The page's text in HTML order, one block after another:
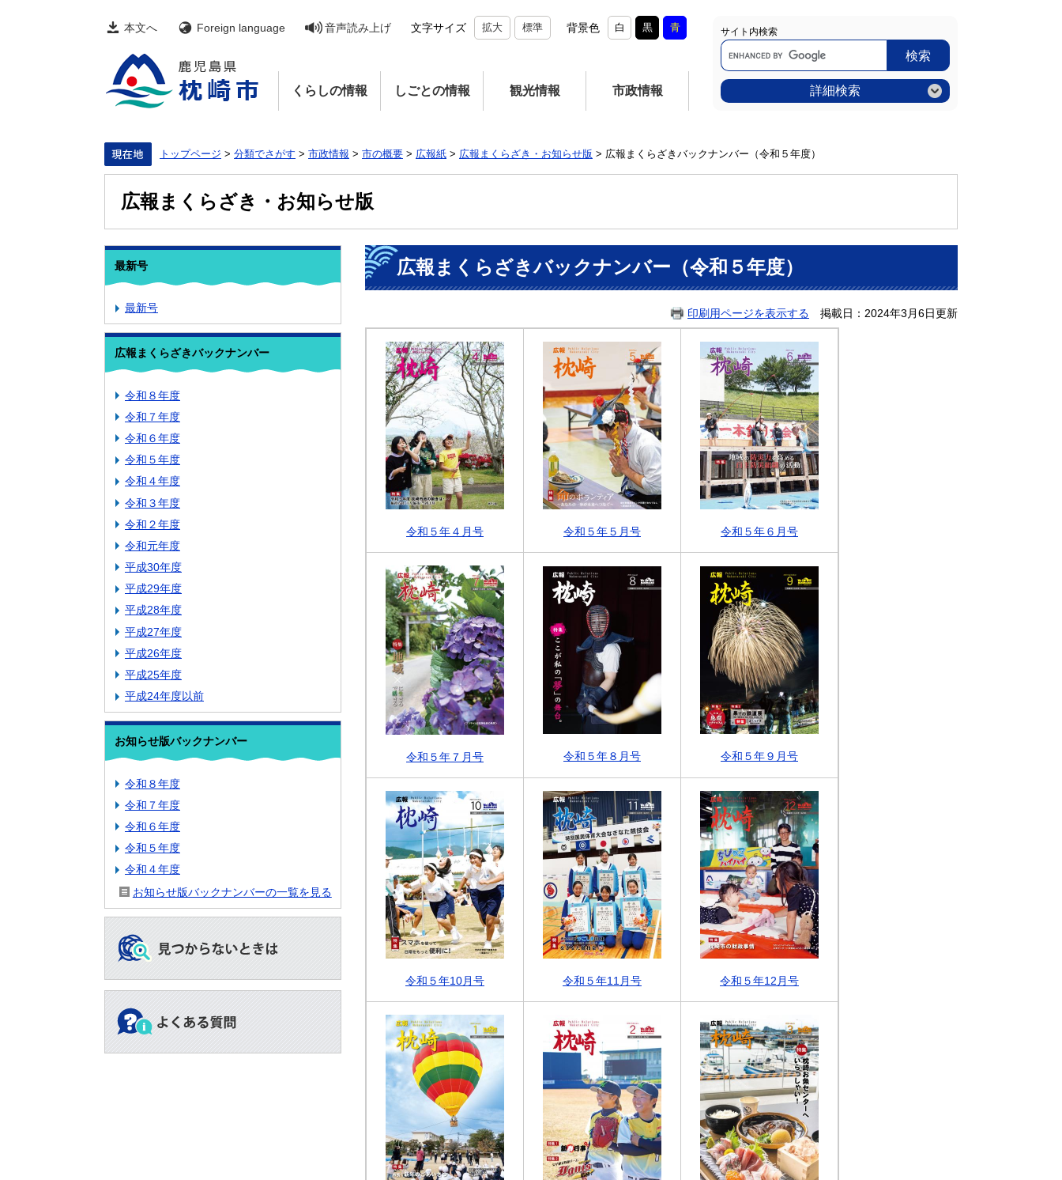
本文へ Foreign language 音声読み上げ 文字サイズ 拡大 標準 背景色 白 黒 青
くらしの情報 しごとの情報 観光情報 市政情報
サイト内検索
Google
カ
ス
タ
ム
検
詳細検索
トップページ > 分類でさがす > 市政情報 > 市の概要 > 広報紙 > 広報まくらざき・お知らせ版 > 広報まくらざきバックナンバー（令和５年度）
広報まくらざき・お知らせ版
最新号
最新号
広報まくらざきバックナンバー
令和８年度
令和７年度
令和６年度
令和５年度
令和４年度
令和３年度
令和２年度
令和元年度
平成30年度
平成29年度
平成28年度
平成27年度
平成26年度
平成25年度
平成24年度以前
お知らせ版バックナンバー
令和８年度
令和７年度
令和６年度
令和５年度
令和４年度
お知らせ版バックナンバーの一覧を見る
本
文
広報まくらざきバックナンバー（令和５年度）
印刷用ページを表示する 掲載日：2024年3月6日更新
令和５年４月号 令和５年５月号 令和５年６月号
令和５年７月号 令和５年８月号 令和５年９月号
令和５年10月号 令和５年11月号 令和５年12月号